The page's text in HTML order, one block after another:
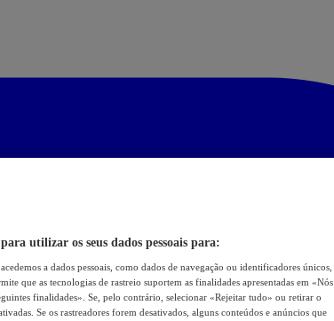
utilizar os seus dados pessoais para:
a dados pessoais, como dados de navegação ou identificadores únicos,
que as tecnologias de rastreio suportem as finalidades apresentadas em «Nós
finalidades». Se, pelo contrário, selecionar «Rejeitar tudo» ou retirar o
Se os rastreadores forem desativados, alguns conteúdos e anúncios que